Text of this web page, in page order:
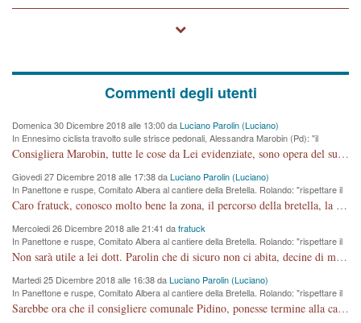
Commenti degli utenti
Domenica 30 Dicembre 2018 alle 13:00 daLuciano Parolin (Luciano)
In Ennesimo ciclista travolto sulle strisce pedonali, Alessandra Marobin (Pd): "il
Comune si svegli"
Consigliera Marobin, tutte le cose da Lei evidenziate, sono opera del suo ex Assessore e compagno di Partito Antonio Marco Dalla Pozza Assessore alla "progettazione" di piste ciclabili e altre porcherie. A lui manderei il conto da saldare per incidenti e danni alle persone. E' ora che "finiamola." Avete perso rassegnatevi. qui IL SINDACO RUCCO NON C'ENTRA PER NIENTE. CAPITO!!!!!!!! Amen.
Giovedi 27 Dicembre 2018 alle 17:38 daLuciano Parolin (Luciano)
In Panettone e ruspe, Comitato Albera al cantiere della Bretella. Rolando: "rispettare il
cronoprogramma"
Caro fratuck, conosco molto bene la zona, il percorso della bretella, la situazione dei cittadini, abito in Viale Trento. A partire dal 2003 ho partecipato al Comitato di Maddalene pro bretella, e a riunioni propositive per apportare modifiche al progetto. Numerose mie foto del territorio sono arrivate a Roma, altri miei interventi (non graditi dalla Sx) sono stati pubblicati dal GdV, assieme ad altri come Ciro Asproso, ora favorevole alla bretella. Ho partecipato alla raccolta firme per la chiusura della strada x 5 giorni eseguita dal Sindaco Hullwech per sforamento 180 Micro/g. Pertanto come impegno per la tematica sono apposto con la coscienza. Ora il Progetto è partito, fine! Voglio dire che la nuova Giunta "comunale" non c'entra più. L'opera sarà "malauguratamente" eseguita, ma non con il mio placet. Il Consigliere Comunale dovrebbe capire che la campagna elettorale è finita, con buona pace di tutti. Quello che invece dovrebbe interessare è la proprietà della strada, dall'uscita autostradale Ovest, sino alla Rotatoria dell'Albara, vi sono tre possessori: Autostrade SpA; La Provincia, il Comune. Come la mettiamo per il futuro ? I costi, da 50 sono saliti a 100 milioni di € come dire 20 milioni a KM (!) da non credere. Comunque si farà. Ma nessuno canti Vittoria, anzi meglio non farne un ulteriore fatto "partitico" per questioni elettorali o di seggio. Se mi manda la sua mail, sono disponibile ad inviare i documenti e le foto sopra descritte. Con ossequi, Luciano Parolin
Mercoledi 26 Dicembre 2018 alle 21:41 dafratuck
In Panettone e ruspe, Comitato Albera al cantiere della Bretella. Rolando: "rispettare il
cronoprogramma"
Non sarà utile a lei dott. Parolin che di sicuro non ci abita, decine di migliaia di TIR, automobili e padroncini che passano quotidianamente per una strada appena rotabile, non è più possibile stendere i panni, attraversare la strada senza rischiare la morte, le case stanno crepando, i tempi sono cambiati e la bretella non passerà assolutamente per maddalene (ma cosa sta a dire?!), dia invece responsabilità a chi ha costruito tagliando la strada che doveva invece terminare a isola vicentina e non al moracchino lasciando Motta di Costabissara ancora in panne di traffico. I tempi sono cambiati dottore e se l'anagrafe della vita stagna nell'essere umano impressioni conservatrici, la società non le considera perchè va avanti, si industrializza e ha bisogno di infrastrutture e di sviluppo. Ultima considerazione, se è geloso di Rolando perchè vede in lui solo campagne politiche mentre si difendono i SOLI diritti dei cittadini, la preghiamo faccia considerazioni più appropriate. Saluti e complimenti per i suoi scritti.
Martedi 25 Dicembre 2018 alle 16:38 daLuciano Parolin (Luciano)
In Panettone e ruspe, Comitato Albera al cantiere della Bretella. Rolando: "rispettare il
cronoprogramma"
Sarebbe ora che il consigliere comunale Pidino, ponesse termine alla campagna elettorale nel territorio del suo seggio Villaggio del Sole. La tiraca è iniziata, distruggerà 6 km di prateria ovest della città, ricca di fonti e sorgenti d'acqua. I cittadini di Maddalene non avranno più Pace la notte. Molta colpa per la costruzione di questa Strada è proprio del signor Rolando,dei suoi gazebo mobili e che vuol far passare questa opera VANDALICA come progetto "utile" a chi ? Non è cosa seria sig. Rolando!